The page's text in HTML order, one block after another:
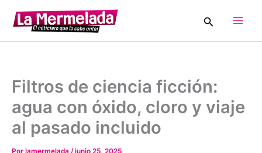
contenido
Buscar
Filtros de ciencia ficción:
agua con óxido, cloro y viaje
al pasado incluido
Por lamermelada /junio 25, 2025